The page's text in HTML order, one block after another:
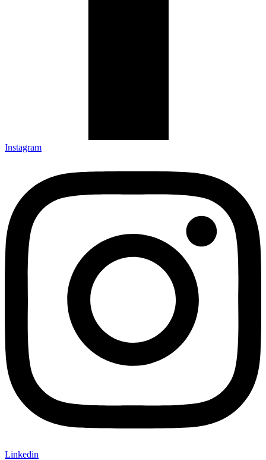
Instagram
Linkedin